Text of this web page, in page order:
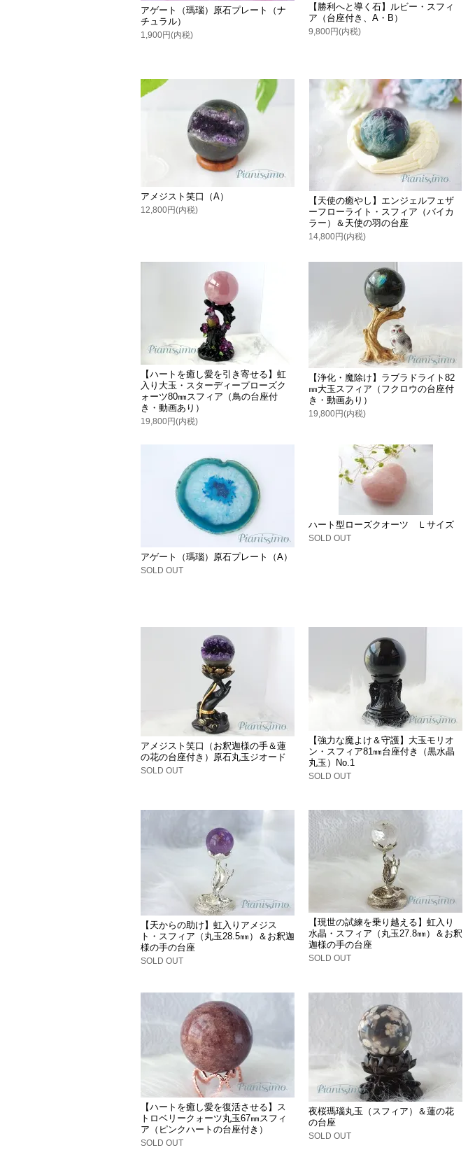
アゲート（瑪瑙）原石プレート（ナ
チュラル）
1,900円(内税)
【勝利へと導く石】ルビー・スフィ
ア（台座付き、A・B）
9,800円(内税)
アメジスト笑口（A）
12,800円(内税)
【天使の癒やし】エンジェルフェザ
ーフローライト・スフィア（バイカ
ラー）＆天使の羽の台座
14,800円(内税)
【ハートを癒し愛を引き寄せる】虹
入り大玉・スターディープローズク
ォーツ80㎜スフィア（鳥の台座付
き・動画あり）
19,800円(内税)
【浄化・魔除け】ラブラドライト82
㎜大玉スフィア（フクロウの台座付
き・動画あり）
19,800円(内税)
アゲート（瑪瑙）原石プレート（A）
SOLD OUT
ハート型ローズクオーツ Ｌサイズ
SOLD OUT
アメジスト笑口（お釈迦様の手＆蓮
の花の台座付き）原石丸玉ジオード
SOLD OUT
【強力な魔よけ＆守護】大玉モリオ
ン・スフィア81㎜台座付き（黒水晶
丸玉）No.1
SOLD OUT
【天からの助け】虹入りアメジス
ト・スフィア（丸玉28.5㎜）＆お釈迦
様の手の台座
SOLD OUT
【現世の試練を乗り越える】虹入り
水晶・スフィア（丸玉27.8㎜）＆お釈
迦様の手の台座
SOLD OUT
【ハートを癒し愛を復活させる】ス
トロベリークォーツ丸玉67㎜スフィ
ア（ピンクハートの台座付き）
SOLD OUT
夜桜瑪瑙丸玉（スフィア）＆蓮の花
の台座
SOLD OUT